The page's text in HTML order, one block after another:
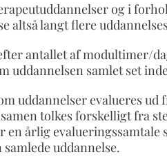
og i
altså langt flere
antallet af modultimer/
uddannelsen samlet set
uddannelser evalueres ud
tolkes forskelligt fra
årlig evalueringssamtale
uddannelse.